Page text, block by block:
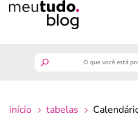
início tabelas